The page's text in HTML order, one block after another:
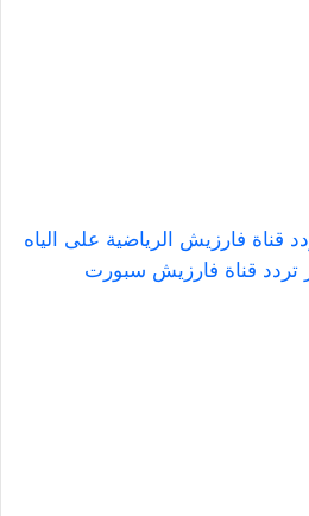
قناة فارزيش الرياضية على الياه
تردد قناة فارزيش سبورت